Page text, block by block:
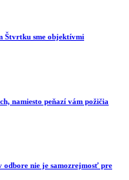
Štvrtku sme objektívmi
namiesto peňazí vám požičia
nie je samozrejmosť pre